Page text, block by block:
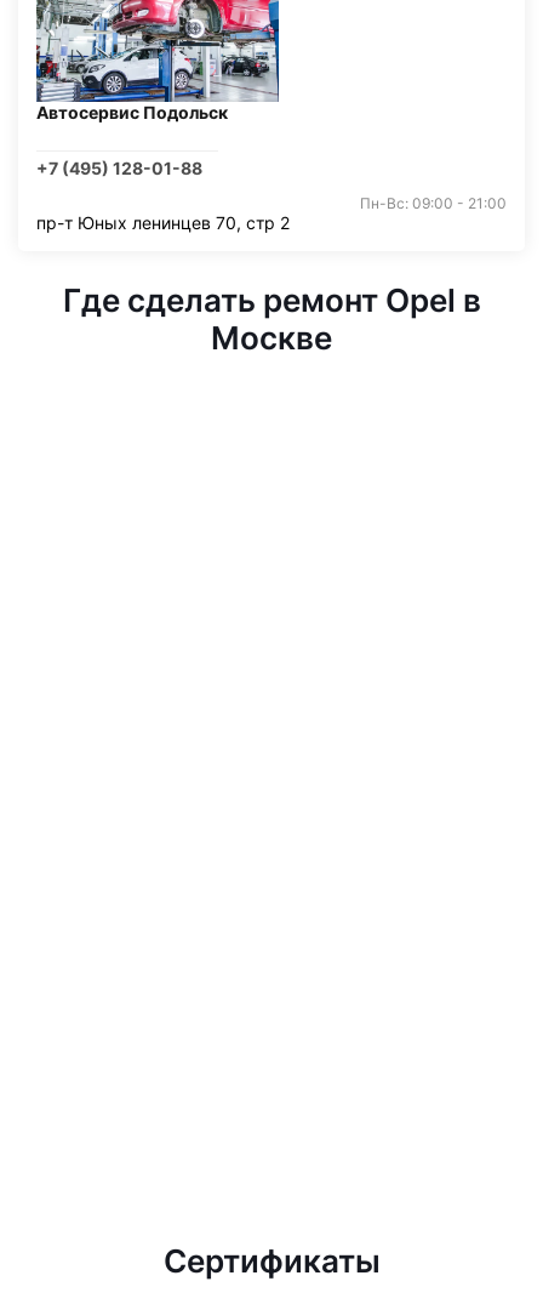
Автосервис Подольск
+7 (495) 128-01-88
Пн-Вс: 09:00 - 21:00
пр-т Юных ленинцев 70, стр 2
Где сделать ремонт Opel в
Москве
Сертификаты